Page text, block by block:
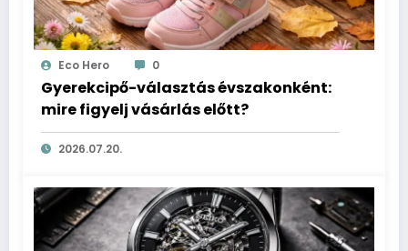
Eco Hero 0
Gyerekcipő-választás évszakonként:
mire figyelj vásárlás előtt?
2026.07.20.